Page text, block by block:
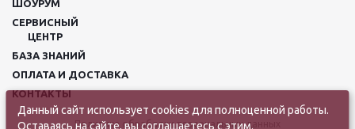
Данный сайт использует cookies для полноценной работы.
Оставаясь на сайте, вы соглашаетесь с этим.
ШОУРУМ
СЕРВИСНЫЙ
ЦЕНТР
БАЗА ЗНАНИЙ
ОПЛАТА И ДОСТАВКА
КОНТАКТЫ
Политика обработки персональных данных